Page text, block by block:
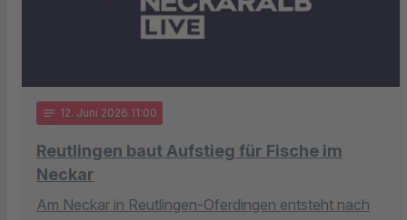
notes 12. Juni 2026 11:00
Reutlingen baut Aufstieg für Fische im
Neckar
Am Neckar in Reutlingen-Oferdingen entsteht nach